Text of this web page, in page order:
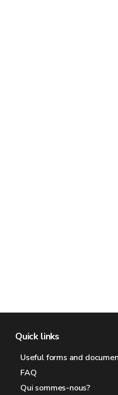
Quick links
Useful forms and
FAQ
Qui sommes-nous?